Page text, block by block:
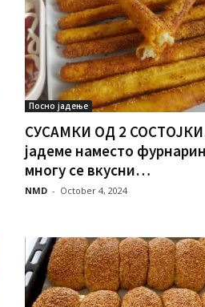
Посно јадење
СУСАМКИ ОД 2
јадеме наместо
многу се вкусни…
NMD - October 4, 2024